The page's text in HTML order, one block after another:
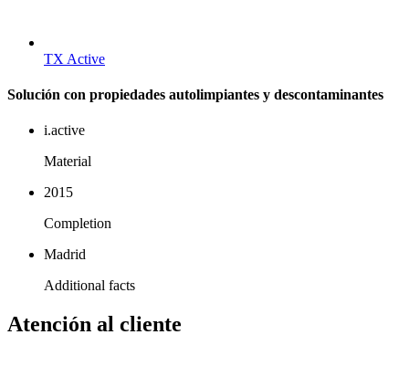
TX Active
Solución con propiedades autolimpiantes y descontaminantes
i.active
Material
2015
Completion
Madrid
Additional facts
Atención al cliente